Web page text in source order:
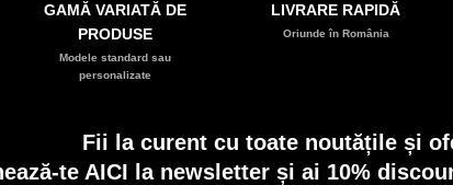
GAMĂ VARIATĂ DE
PRODUSE
Modele standard sau
personalizate
LIVRARE RAPIDĂ
Oriunde în România
Fii la curent cu toate noutățile și
te AICI la newsletter și ai 10%